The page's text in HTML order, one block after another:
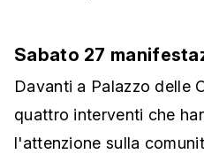
Sabato 27
Davanti a Palazzo delle
quattro interventi che
l'attenzione sulla